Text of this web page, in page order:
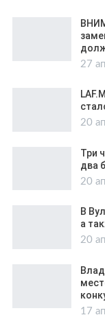
27
20
Три
два
20
В
а
20
17